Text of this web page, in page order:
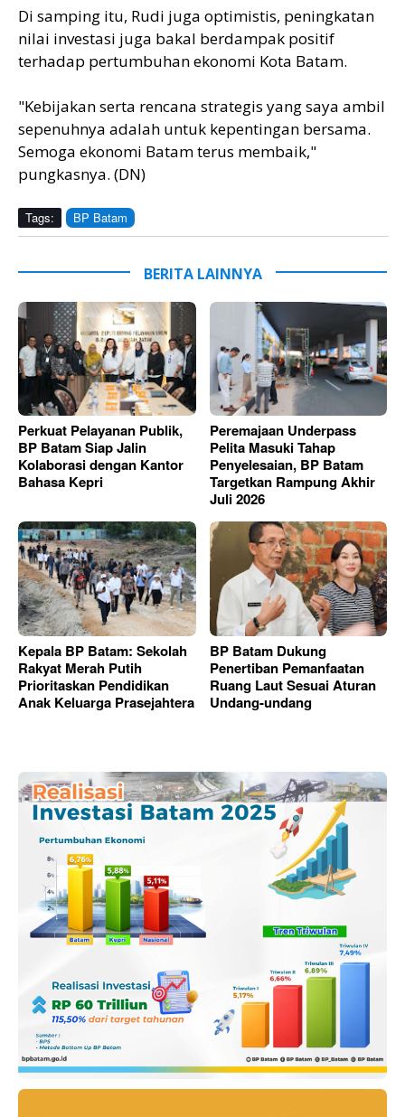
Di samping itu, Rudi juga optimistis, peningkatan
nilai investasi juga bakal berdampak positif
terhadap pertumbuhan ekonomi Kota Batam.
"Kebijakan serta rencana strategis yang saya ambil
sepenuhnya adalah untuk kepentingan bersama.
Semoga ekonomi Batam terus membaik,"
pungkasnya. (DN)
Tags: BP Batam
BERITA LAINNYA
Perkuat Pelayanan Publik,
BP Batam Siap Jalin
Kolaborasi dengan Kantor
Bahasa Kepri
Peremajaan Underpass
Pelita Masuki Tahap
Penyelesaian, BP Batam
Targetkan Rampung Akhir
Juli 2026
Kepala BP Batam: Sekolah
Rakyat Merah Putih
Prioritaskan Pendidikan
Anak Keluarga Prasejahtera
BP Batam Dukung
Penertiban Pemanfaatan
Ruang Laut Sesuai Aturan
Undang-undang